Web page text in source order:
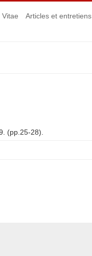
Articles et entretiens
(pp.25-28).